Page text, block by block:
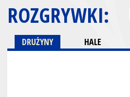
ROZGRYWKI:
DRUŻYNY HALE